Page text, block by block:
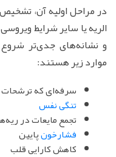
در مراحل اولیه آن،
و نشانه‌های جدی‌تر
موارد زیر هستند:
سرفه‌ای که ترشحات
تنگی نفس
تجمع مایعات در
فشارخونپایین
کاهش کارایی قلب